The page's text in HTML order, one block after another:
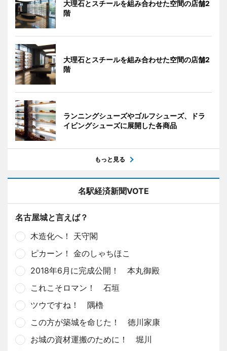
大理石とスチールを組み合わせた空間の店舗2
階
大理石とスチールを組み合わせた空間の店舗2
階
ランニングシューズやゴルフシューズ、ドラ
イビングシューズに展開した各商品
もっと見る
名駅経済新聞VOTE
名古屋城と言えば？
木造化へ！ 天守閣
ピカーン！ 金のしゃちほこ
2018年6月に完成公開！ 本丸御殿
これこそロマン！ 石垣
ツウですね！ 隅櫓
この方が築城を命じた！ 徳川家康
お城の資材運搬のために！ 堀川